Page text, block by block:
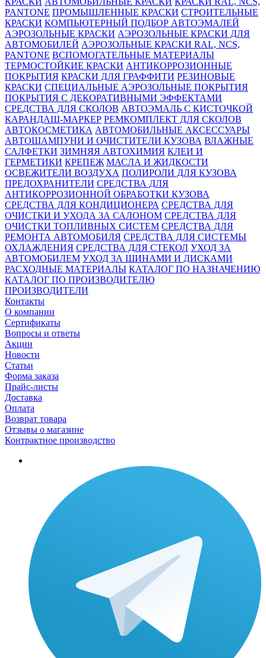
PANTONE ПРОМЫШЛЕННЫЕ КРАСКИ СТРОИТЕЛЬНЫЕ
КРАСКИ КОМПЬЮТЕРНЫЙ ПОДБОР АВТОЭМАЛЕЙ
АЭРОЗОЛЬНЫЕ КРАСКИ АЭРОЗОЛЬНЫЕ КРАСКИ ДЛЯ
АВТОМОБИЛЕЙ АЭРОЗОЛЬНЫЕ КРАСКИ RAL, NCS,
PANTONE ВСПОМОГАТЕЛЬНЫЕ МАТЕРИАЛЫ
ТЕРМОСТОЙКИЕ КРАСКИ АНТИКОРРОЗИОННЫЕ
ПОКРЫТИЯ КРАСКИ ДЛЯ ГРАФФИТИ РЕЗИНОВЫЕ
КРАСКИ СПЕЦИАЛЬНЫЕ АЭРОЗОЛЬНЫЕ ПОКРЫТИЯ
ПОКРЫТИЯ С ДЕКОРАТИВНЫМИ ЭФФЕКТАМИ
СРЕДСТВА ДЛЯ СКОЛОВ АВТОЭМАЛЬ С КИСТОЧКОЙ
КАРАНДАШ-МАРКЕР РЕМКОМПЛЕКТ ДЛЯ СКОЛОВ
АВТОКОСМЕТИКА АВТОМОБИЛЬНЫЕ АКСЕССУАРЫ
АВТОШАМПУНИ И ОЧИСТИТЕЛИ КУЗОВА ВЛАЖНЫЕ
САЛФЕТКИ ЗИМНЯЯ АВТОХИМИЯ КЛЕИ И
ГЕРМЕТИКИ КРЕПЕЖ МАСЛА И ЖИДКОСТИ
ОСВЕЖИТЕЛИ ВОЗДУХА ПОЛИРОЛИ ДЛЯ КУЗОВА
ПРЕДОХРАНИТЕЛИ СРЕДСТВА ДЛЯ
АНТИКОРРОЗИОННОЙ ОБРАБОТКИ КУЗОВА
СРЕДСТВА ДЛЯ КОНДИЦИОНЕРА СРЕДСТВА ДЛЯ
ОЧИСТКИ И УХОДА ЗА САЛОНОМ СРЕДСТВА ДЛЯ
ОЧИСТКИ ТОПЛИВНЫХ СИСТЕМ СРЕДСТВА ДЛЯ
РЕМОНТА АВТОМОБИЛЯ СРЕДСТВА ДЛЯ СИСТЕМЫ
ОХЛАЖДЕНИЯ СРЕДСТВА ДЛЯ СТЕКОЛ УХОД ЗА
АВТОМОБИЛЕМ УХОД ЗА ШИНАМИ И ДИСКАМИ
РАСХОДНЫЕ МАТЕРИАЛЫ КАТАЛОГ ПО НАЗНАЧЕНИЮ
КАТАЛОГ ПО ПРОИЗВОДИТЕЛЮ
ПРОИЗВОДИТЕЛИ
Контакты
О компании
Сертификаты
Вопросы и ответы
Акции
Новости
Статьи
Форма заказа
Прайс-листы
Доставка
Оплата
Возврат товара
Отзывы о магазине
Контрактное производство